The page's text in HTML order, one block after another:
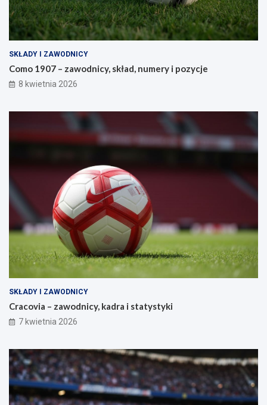
SKŁADY I ZAWODNICY
Como 1907 – zawodnicy, skład, numery i pozycje
8 kwietnia 2026
SKŁADY I ZAWODNICY
Cracovia – zawodnicy, kadra i statystyki
7 kwietnia 2026